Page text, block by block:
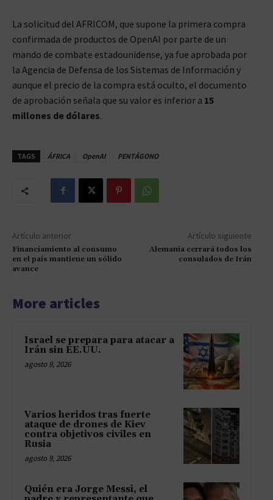
La solicitud del AFRICOM, que supone la primera compra
confirmada de productos de OpenAI por parte de un
mando de combate estadounidense, ya fue aprobada por
la Agencia de Defensa de los Sistemas de Información y
aunque el precio de la compra está oculto, el documento
de aprobación señala que su valor es inferior a 15
millones de dólares.
TAGS ÁFRICA OpenAI PENTÁGONO
Artículo anterior
Financiamiento al consumo
en el país mantiene un sólido
avance
Artículo siguiente
Alemania cerrará todos los
consulados de Irán
More articles
Israel se prepara para atacar a
Irán sin EE.UU.
agosto 9, 2026
Varios heridos tras fuerte
ataque de drones de Kiev
contra objetivos civiles en
Rusia
agosto 9, 2026
Quién era Jorge Messi, el